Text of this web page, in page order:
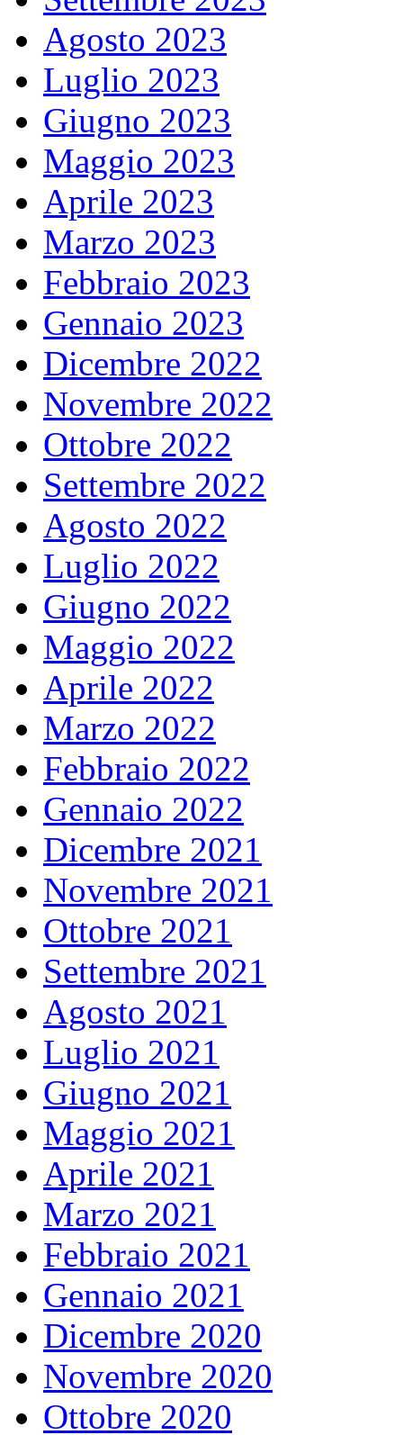
Agosto 2023
Luglio 2023
Giugno 2023
Maggio 2023
Aprile 2023
Marzo 2023
Febbraio 2023
Gennaio 2023
Dicembre 2022
Novembre 2022
Ottobre 2022
Settembre 2022
Agosto 2022
Luglio 2022
Giugno 2022
Maggio 2022
Aprile 2022
Marzo 2022
Febbraio 2022
Gennaio 2022
Dicembre 2021
Novembre 2021
Ottobre 2021
Settembre 2021
Agosto 2021
Luglio 2021
Giugno 2021
Maggio 2021
Aprile 2021
Marzo 2021
Febbraio 2021
Gennaio 2021
Dicembre 2020
Novembre 2020
Ottobre 2020